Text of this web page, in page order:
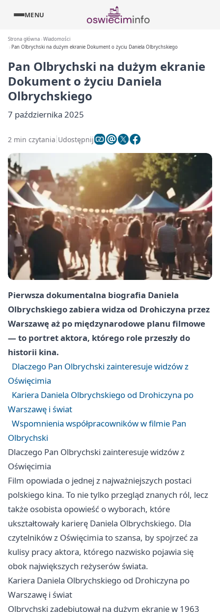
MENU
Strona główna Wiadomości
Pan Olbrychski na dużym ekranie Dokument o życiu Daniela Olbrychskiego
Pan Olbrychski na dużym ekranie
Dokument o życiu Daniela
Olbrychskiego
7 października 2025
2 min czytania Udostępnij
Pierwsza dokumentalna biografia Daniela
Olbrychskiego zabiera widza od Drohiczyna przez
Warszawę aż po międzynarodowe planu filmowe
— to portret aktora, którego role przeszły do
historii kina.
Dlaczego Pan Olbrychski zainteresuje widzów z
Oświęcimia
Kariera Daniela Olbrychskiego od Drohiczyna po
Warszawę i świat
Wspomnienia współpracowników w filmie Pan
Olbrychski
Dlaczego Pan Olbrychski zainteresuje widzów z
Oświęcimia
Film opowiada o jednej z najważniejszych postaci
polskiego kina. To nie tylko przegląd znanych ról, lecz
także osobista opowieść o wyborach, które
ukształtowały karierę Daniela Olbrychskiego. Dla
czytelników z Oświęcimia to szansa, by spojrzeć za
kulisy pracy aktora, którego nazwisko pojawia się
obok największych reżyserów świata.
Kariera Daniela Olbrychskiego od Drohiczyna po
Warszawę i świat
Olbrychski zadebiutował na dużym ekranie w 1963